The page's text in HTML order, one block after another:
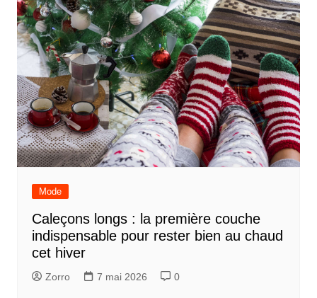
Mode
Caleçons longs : la première couche
indispensable pour rester bien au chaud
cet hiver
Zorro 7 mai 2026 0